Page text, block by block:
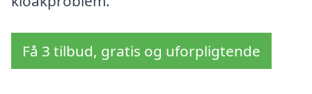
Få 3 tilbud, gratis og uforpligtende